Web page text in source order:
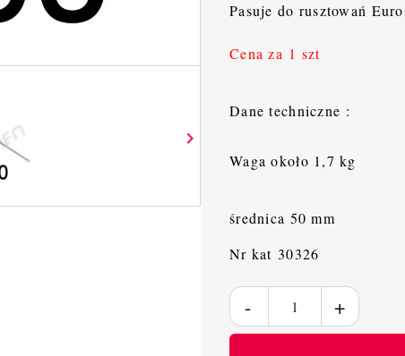

Pasuje do rusztowań
Cena za 1 szt
Dane techniczne :
Waga około 1,7 kg
średnica 50 mm
Nr kat 30326